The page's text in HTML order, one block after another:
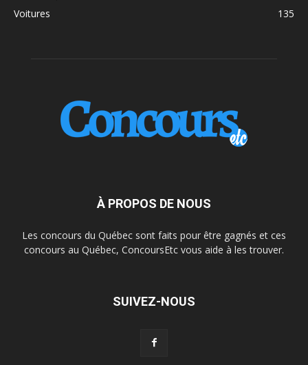
Voitures
135
À PROPOS DE NOUS
Les concours du Québec sont faits pour être gagnés et ces
concours au Québec, ConcoursEtc vous aide à les trouver.
SUIVEZ-NOUS